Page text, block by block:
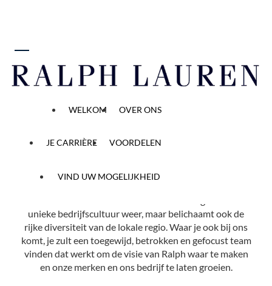
WELKOM OVER ONS
JE CARRIÈRE VOORDELEN
VIND UW MOGELIJKHEID
Your career starts here
Alle openstaande vacatures
unieke bedrijfscultuur weer, maar belichaamt ook de
rijke diversiteit van de lokale regio. Waar je ook bij ons
komt, je zult een toegewijd, betrokken en gefocust team
vinden dat werkt om de visie van Ralph waar te maken
en onze merken en ons bedrijf te laten groeien.